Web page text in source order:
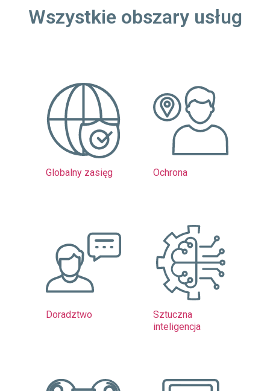
Wszystkie obszary usług
Globalny zasięg Ochrona
Doradztwo
Sztuczna
inteligencja